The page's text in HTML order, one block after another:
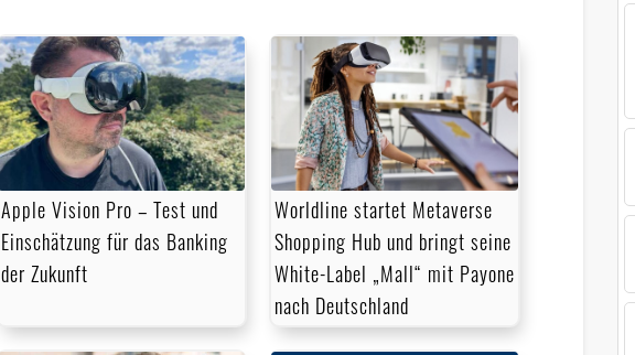
Apple Vision Pro – Test und
Einschätzung für das Banking
der Zukunft
Worldline startet Metaverse
Shopping Hub und bringt seine
White-Label „Mall“ mit Payone
nach Deutschland